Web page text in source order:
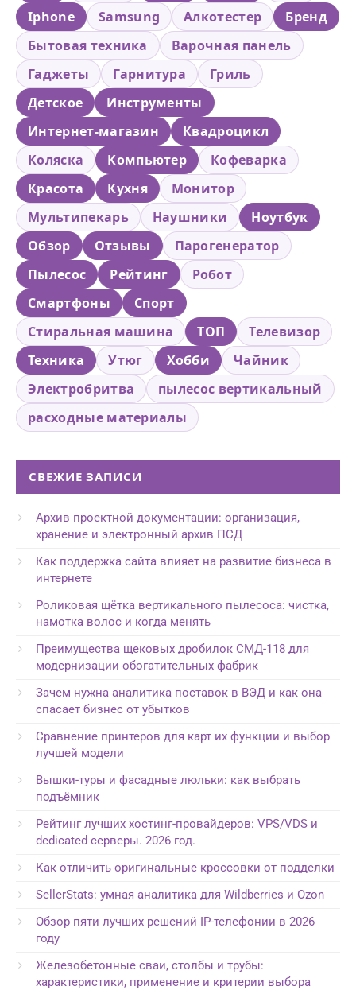
Iphone
Samsung Алкотестер
Бренд
Бытовая техника
Варочная панель
Гаджеты
Гарнитура
Гриль
Детское
Инструменты
Интернет-магазин
Квадроцикл
Коляска
Компьютер
Кофеварка
Красота
Кухня
Монитор
Мультипекарь
Наушники
Ноутбук
Обзор
Отзывы
Парогенератор
Пылесос
Рейтинг
Робот
Смартфоны
Спорт
Стиральная машина
ТОП
Телевизор
Техника
Утюг Хобби
Чайник
Электробритва
пылесос вертикальный
расходные материалы
СВЕЖИЕ ЗАПИСИ
Архив проектной документации: организация,
хранение и электронный архив ПСД
Как поддержка сайта влияет на развитие бизнеса в
интернете
Роликовая щётка вертикального пылесоса: чистка,
намотка волос и когда менять
Преимущества щековых дробилок СМД-118 для
модернизации обогатительных фабрик
Зачем нужна аналитика поставок в ВЭД и как она
спасает бизнес от убытков
Сравнение принтеров для карт их функции и выбор
лучшей модели
Вышки-туры и фасадные люльки: как выбрать
подъёмник
Рейтинг лучших хостинг-провайдеров: VPS/VDS и
dedicated серверы. 2026 год.
Как отличить оригинальные кроссовки от подделки
SellerStats: умная аналитика для Wildberries и Ozon
Обзор пяти лучших решений IP-телефонии в 2026
году
Железобетонные сваи, столбы и трубы:
характеристики, применение и критерии выбора